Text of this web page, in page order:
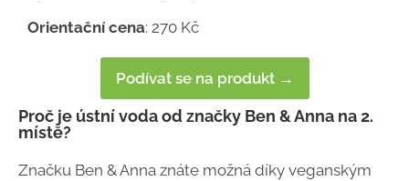
Orientační cena: 270 Kč
Podívat se na produkt →
Proč je ústní voda od značky Ben & Anna na 2.
místě?
Značku Ben & Anna znáte možná díky veganským